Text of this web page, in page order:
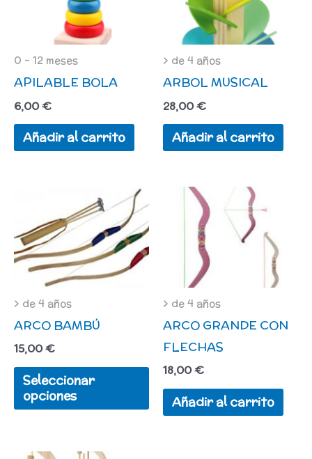
0 - 12 meses
APILABLE BOLA
6,00€
Añadir al carrito
> de 4 años
ARBOL MUSICAL
28,00€
Añadir al carrito
> de 4 años
ARCO BAMBÚ
15,00€
Seleccionar
opciones
producto
múltiples
variantes.
Las
opciones
pueden
elegir
en
> de 4 años
ARCO GRANDE CON
FLECHAS
18,00€
Añadir al carrito